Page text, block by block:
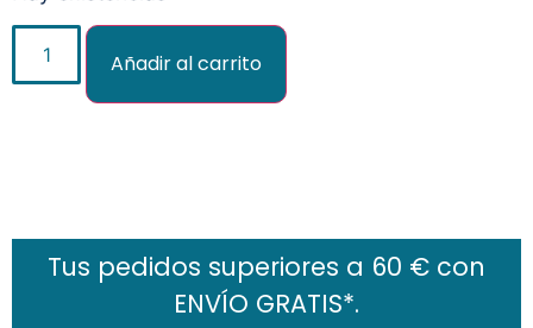
Añadir al carrito
Tus pedidos superiores a 60 € con
ENVÍO GRATIS*.